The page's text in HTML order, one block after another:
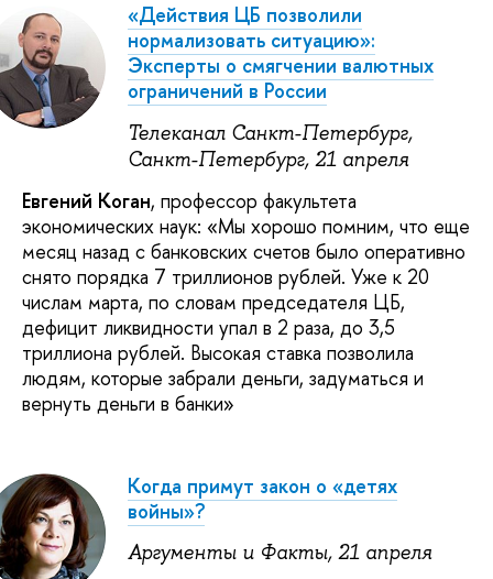
«Действия ЦБ позволили
нормализовать ситуацию»:
Эксперты о смягчении валютных
ограничений в России
Телеканал Санкт-Петербург,
Санкт-Петербург, 21 апреля
Евгений Коган, профессор факультета
экономических наук: «Мы хорошо помним, что еще
месяц назад с банковских счетов было оперативно
снято порядка 7 триллионов рублей. Уже к 20
числам марта, по словам председателя ЦБ,
дефицит ликвидности упал в 2 раза, до 3,5
триллиона рублей. Высокая ставка позволила
людям, которые забрали деньги, задуматься и
вернуть деньги в банки»
Когда примут закон о «детях
войны»?
Аргументы и Факты, 21 апреля